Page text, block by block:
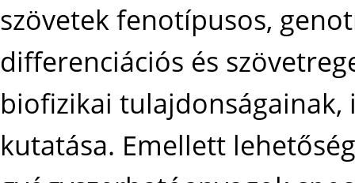
szövetek fenotípusos,
differenciációs és
biofizikai
kutatása. Emellett